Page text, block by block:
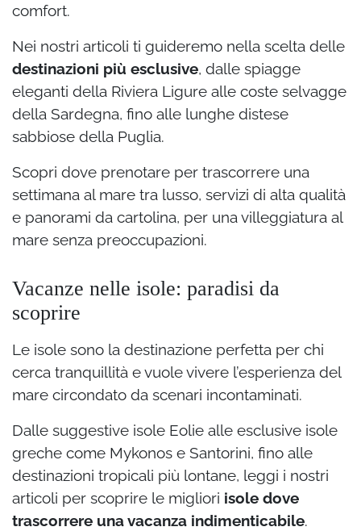
comfort.
Nei nostri articoli ti guideremo nella scelta delle
destinazioni più esclusive, dalle spiagge
eleganti della Riviera Ligure alle coste selvagge
della Sardegna, fino alle lunghe distese
sabbiose della Puglia.
Scopri dove prenotare per trascorrere una
settimana al mare tra lusso, servizi di alta qualità
e panorami da cartolina, per una villeggiatura al
mare senza preoccupazioni.
Vacanze nelle isole: paradisi da
scoprire
Le isole sono la destinazione perfetta per chi
cerca tranquillità e vuole vivere l’esperienza del
mare circondato da scenari incontaminati.
Dalle suggestive isole Eolie alle esclusive isole
greche come Mykonos e Santorini, fino alle
destinazioni tropicali più lontane, leggi i nostri
articoli per scoprire le migliori isole dove
trascorrere una vacanza indimenticabile.